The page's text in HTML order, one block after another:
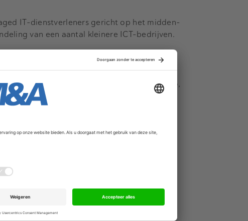
IT-dienstverleners gericht op het midden-
van een aantal kleinere ICT-bedrijven.
van deze onderneming. Het private
gesloten
op vijftig miljoen euro,
dertig miljoen euro.
in Nederland versnipperd is over 3.000
als toenemende digitalisering bij het MKB,
aan IT-personeel dat uitbesteding
aldus NLI Capital in een